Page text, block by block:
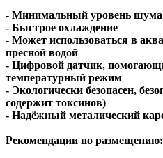
- Минимальный уровень шума
- Быстрое охлаждение
- Может использоваться в
пресной водой
- Цифровой датчик,
температурный режим
- Экологически безопасен,
содержит токсинов)
- Надёжный металический
Рекомендации по размещению: